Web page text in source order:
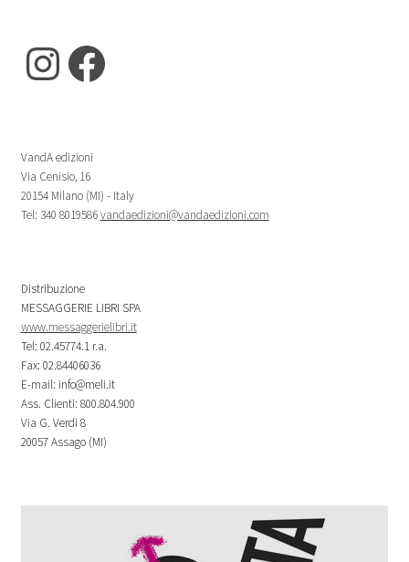
Instagram
Facebook
VandA edizioni
Via Cenisio, 16
20154 Milano (MI) - Italy
Tel: 340 8019586vandaedizioni@vandaedizioni.com
Distribuzione
MESSAGGERIE LIBRI SPA
www.messaggerielibri.it
Tel: 02.45774.1 r.a.
Fax: 02.84406036
E-mail: info@meli.it
Ass. Clienti: 800.804.900
Via G. Verdi 8
20057 Assago (MI)